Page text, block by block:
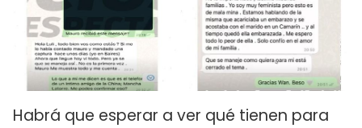
Habrá que esperar a ver qué tienen para